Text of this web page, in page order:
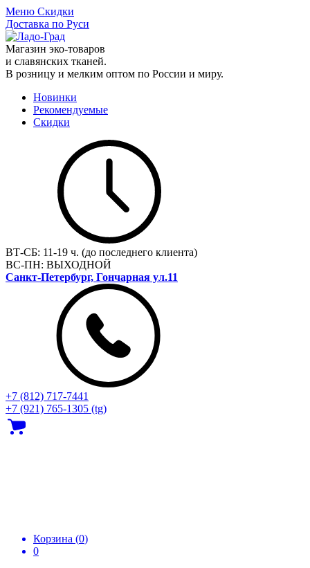
Меню Скидки
Доставка по Руси
Магазин эко-товаров
и славянских тканей.
В розницу и мелким оптом по России и миру.
Новинки
Рекомендуемые
Скидки
ВТ-СБ: 11-19 ч. (до последнего клиента)
ВС-ПН: ВЫХОДНОЙ
Санкт-Петербург, Гончарная ул.11
+7 (812) 717‑7441
+7 (921) 765-1305 (tg)
Корзина (0)
0